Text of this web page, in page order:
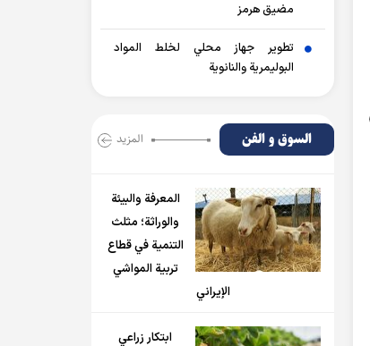
مضيق هرمز
تطوير جهاز محلي لخلط المواد
البوليمرية والنانوية
السوق و الفن المزید
المعرفة والبيئة
والوراثة؛ مثلث
التنمية في قطاع
تربية المواشي
الإيراني
ابتكار زراعي